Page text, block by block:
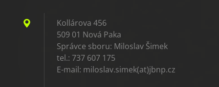
Kollárova 456
509 01 Nová Paka
Správce sboru: Miloslav Šimek
tel.: 737 607 175
E-mail: miloslav.simek(at)jbnp.cz